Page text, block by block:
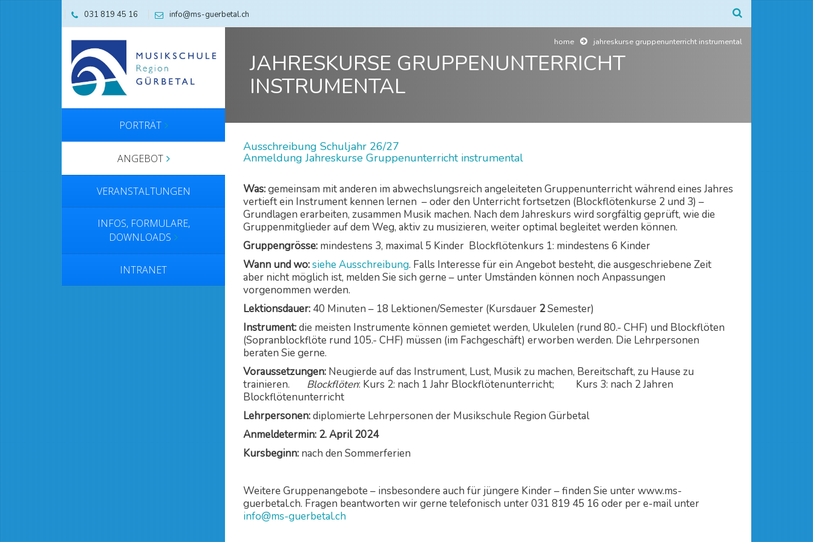
031 819 45 16 info@ms-guerbetal.ch
PORTRÄT
ANGEBOT
VERANSTALTUNGEN
INFOS, FORMULARE,
DOWNLOADS
INTRANET
JAHRESKURSE GRUPPENUNTERRICHT
INSTRUMENTAL
home jahreskurse gruppenunterricht instrumental
Ausschreibung Schuljahr 26/27
Anmeldung Jahreskurse Gruppenunterricht instrumental
Was:gemeinsam mit anderen im abwechslungsreich angeleiteten Gruppenunterricht während eines Jahres
vertieft ein Instrument kennen lernen – oder den Unterricht fortsetzen (Blockflötenkurse 2 und 3) –
Grundlagen erarbeiten, zusammen Musik machen. Nach dem Jahreskurs wird sorgfältig geprüft, wie die
Gruppenmitglieder auf dem Weg, aktiv zu musizieren, weiter optimal begleitet werden können.
Gruppengrösse: mindestens 3, maximal 5 Kinder Blockflötenkurs 1: mindestens 6 Kinder
Wann und wo:siehe Ausschreibung. Falls Interesse für ein Angebot besteht, die ausgeschriebene Zeit
aber nicht möglich ist, melden Sie sich gerne – unter Umständen können noch Anpassungen
vorgenommen werden.
Lektionsdauer: 40 Minuten – 18 Lektionen/Semester (Kursdauer 2Semester)
Instrument:die meisten Instrumente können gemietet werden, Ukulelen (rund 80.- CHF) und Blockflöten
(Sopranblockflöte rund 105.- CHF) müssen (im Fachgeschäft) erworben werden. Die Lehrpersonen
beraten Sie gerne.
Voraussetzungen: Neugierde auf das Instrument, Lust, Musik zu machen, Bereitschaft, zu Hause zu
trainieren. Blockflöten: Kurs 2: nach 1 Jahr Blockflötenunterricht; Kurs 3: nach 2 Jahren
Blockflötenunterricht
Lehrpersonen:diplomierte Lehrpersonen der Musikschule Region Gürbetal
Anmeldetermin: 2. April 2024
Kursbeginn: nach den Sommerferien
Weitere Gruppenangebote – insbesondere auch für jüngere Kinder – finden Sie unter www.ms-
guerbetal.ch. Fragen beantworten wir gerne telefonisch unter 031 819 45 16 oder per e-mail unter
info@ms-guerbetal.ch